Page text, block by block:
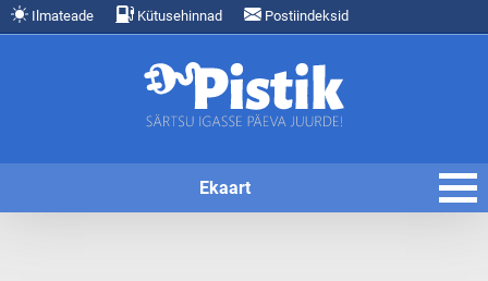
Ilmateade Kütusehinnad Postiindeksid
Ekaart